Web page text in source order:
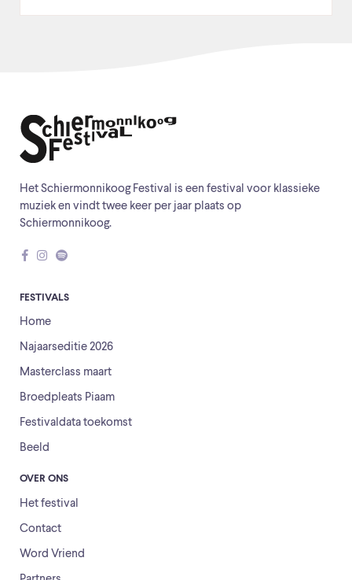
Het Schiermonnikoog Festival is een festival voor klassieke
muziek en vindt twee keer per jaar plaats op
Schiermonnikoog.
FESTIVALS
Home
Najaarseditie 2026
Masterclass maart
Broedpleats Piaam
Festivaldata toekomst
Beeld
OVER ONS
Het festival
Contact
Word Vriend